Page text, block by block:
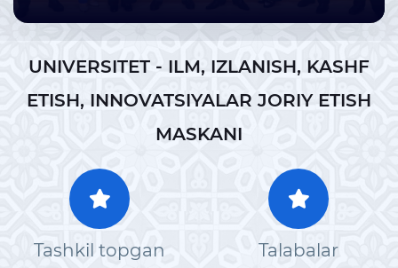
UNIVERSITET - ILM, IZLANISH, KASHF
ETISH, INNOVATSIYALAR JORIY ETISH
MASKANI
Tashkil topgan Talabalar